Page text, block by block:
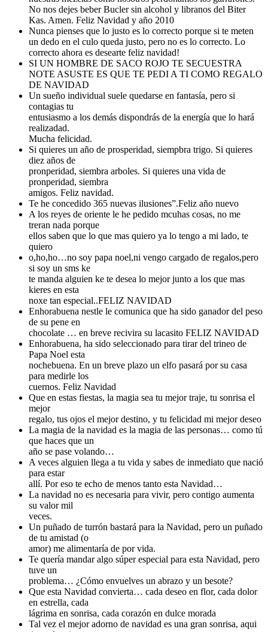
No nos dejes beber Bucler sin alcohol y libranos del Biter
Kas. Amen. Feliz Navidad y año 2010
Nunca pienses que lo justo es lo correcto porque si te meten
un dedo en el culo queda justo, pero no es lo correcto. Lo
correcto ahora es desearte feliz navidad!
SI UN HOMBRE DE SACO ROJO TE SECUESTRA
NOTE ASUSTE ES QUE TE PEDI A TI COMO REGALO
DE NAVIDAD
Un sueño individual suele quedarse en fantasía, pero si
contagias tu
entusiasmo a los demás dispondrás de la energía que lo hará
realizadad.
Mucha felicidad.
Si quieres un año de prosperidad, siempbra trigo. Si quieres
diez años de
pronperidad, siembra arboles. Si quieres una vida de
pronperidad, siembra
amigos. Feliz navidad.
Te he concedido 365 nuevas ilusiones”.Feliz año nuevo
A los reyes de oriente le he pedido mcuhas cosas, no me
treran nada porque
ellos saben que lo que mas quiero ya lo tengo a mi lado, te
quiero
o,ho,ho…no soy papa noel,ni vengo cargado de regalos,pero
si soy un sms ke
te manda alguien ke te desea lo mejor junto a los que mas
kieres en esta
noxe tan especial..FELIZ NAVIDAD
Enhorabuena nestle le comunica que ha sido ganador del peso
de su pene en
chocolate … en breve recivira su lacasito FELIZ NAVIDAD
Enhorabuena, ha sido seleccionado para tirar del trineo de
Papa Noel esta
nochebuena. En un breve plazo un elfo pasará por su casa
para medirle los
cuernos. Feliz Navidad
Que en estas fiestas, la magia sea tu mejor traje, tu sonrisa el
mejor
regalo, tus ojos el mejor destino, y tu felicidad mi mejor deseo
La magia de la navidad es la magia de las personas… como tú
que haces que un
año se pase volando…
A veces alguien llega a tu vida y sabes de inmediato que nació
para estar
allí. Por eso te echo de menos tanto esta Navidad…
La navidad no es necesaria para vivir, pero contigo aumenta
su valor mil
veces.
Un puñado de turrón bastará para la Navidad, pero un puñado
de tu amistad (o
amor) me alimentaría de por vida.
Te quería mandar algo súper especial para esta Navidad, pero
tuve un
problema… ¿Cómo envuelves un abrazo y un besote?
Que esta Navidad convierta… cada deseo en flor, cada dolor
en estrella, cada
lágrima en sonrisa, cada corazón en dulce morada
Tal vez el mejor adorno de navidad es una gran sonrisa, aqui